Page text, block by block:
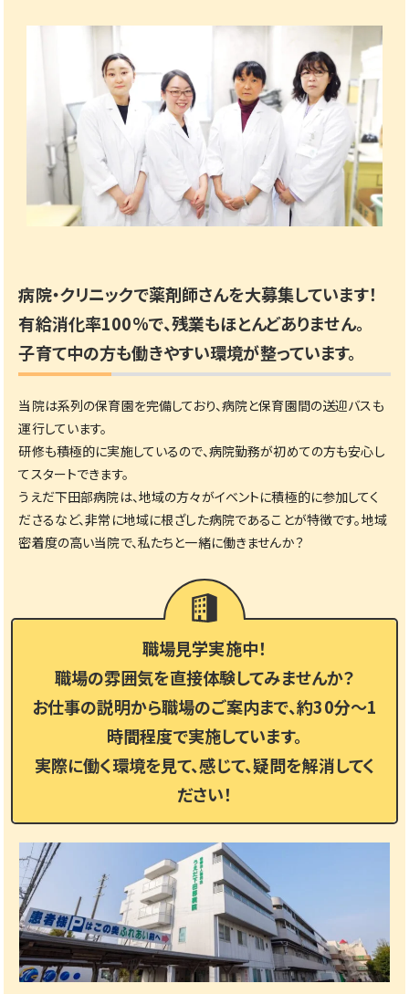
＼病院・クリニックの薬剤師さん大募集／
残業ほぼなし◎有休消化率100パーセント◎
病院・クリニックで薬剤師さんを大募集しています！
有給消化率100%で、残業もほとんどありません。
子育て中の方も働きやすい環境が整っています。
当院は系列の保育園を完備しており、病院と保育園間の送迎バスも
運行しています。
研修も積極的に実施しているので、病院勤務が初めての方も安心し
てスタートできます。
うえだ下田部病院は、地域の方々がイベントに積極的に参加してく
ださるなど、非常に地域に根ざした病院であることが特徴です。地域
密着度の高い当院で、私たちと一緒に働きませんか？
職場見学実施中！
職場の雰囲気を直接体験してみませんか？
お仕事の説明から職場のご案内まで、約30分〜1
時間程度で実施しています。
実際に働く環境を見て、感じて、疑問を解消してく
ださい！